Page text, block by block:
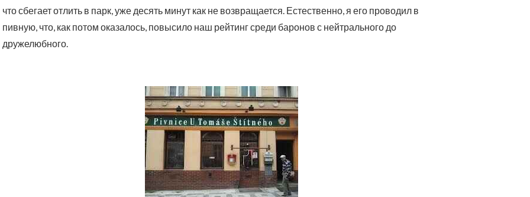
что сбегает отлить в парк, уже десять минут как не возвращается. Естественно, я его проводил в
пивную, что, как потом оказалось, повысило наш рейтинг среди баронов с нейтрального до
дружелюбного.